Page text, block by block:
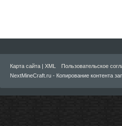
Карта сайта | XML Пользовательское
NextMineCraft.ru - Копирование контента